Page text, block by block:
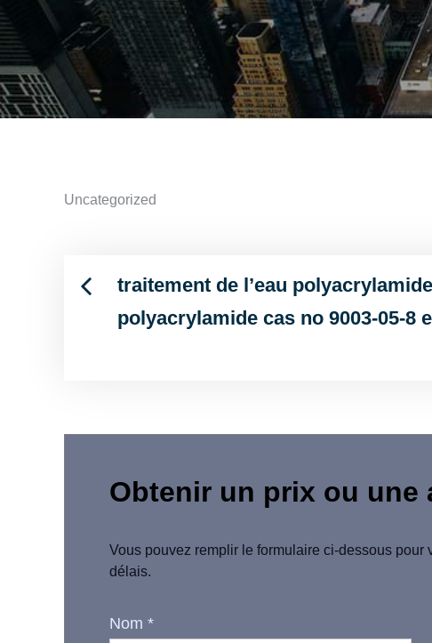
Uncategorized
Posttraitement de l’eau
polyacrylamide cas no 9003-05-8
Obtenir un prix ou une
Vous pouvez remplir le formulaire ci-dessous
délais.
Nom *